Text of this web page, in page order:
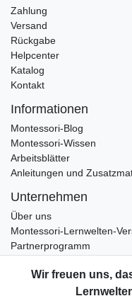
Zahlung
Versand
Rückgabe
Helpcenter
Katalog
Kontakt
Informationen
Montessori-Blog
Montessori-Wissen
Arbeitsblätter
Anleitungen und
Unternehmen
Über uns
Montessori-Lernwelten-
Partnerprogramm
Bestellung widerrufen